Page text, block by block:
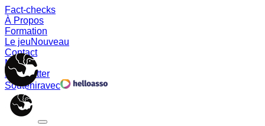
Fact-checks
À Propos
Formation
Le jeuNouveau
Contact
Memes
Newsletter
Souteniravec